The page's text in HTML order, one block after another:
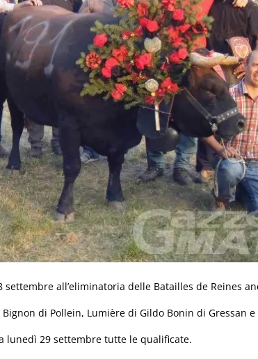
all’eliminatoria delle Batailles de Reines
di Pollein, Lumière di Gildo Bonin di Gressan
lunedì 29 settembre tutte le qualificate.